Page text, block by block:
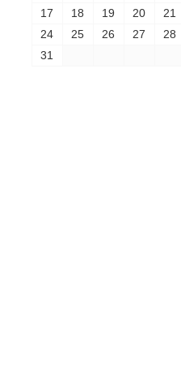
17
18 19 20 21
24
25 26 27 28
31